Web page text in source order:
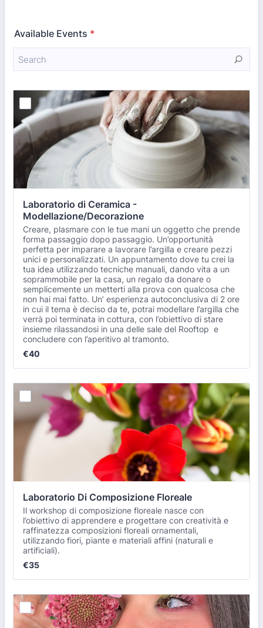
Available Events *
Laboratorio di Ceramica -
Modellazione/Decorazione
Creare, plasmare con le tue mani un oggetto che prende
forma passaggio dopo passaggio. Un’opportunità
perfetta per imparare a lavorare l’argilla e creare pezzi
unici e personalizzati. Un appuntamento dove tu crei la
tua idea utilizzando tecniche manuali, dando vita a un
soprammobile per la casa, un regalo da donare o
semplicemente un metterti alla prova con qualcosa che
non hai mai fatto. Un’ esperienza autoconclusiva di 2 ore
in cui il tema è deciso da te, potrai modellare l’argilla che
verrà poi terminata in cottura, con l’obiettivo di stare
insieme rilassandosi in una delle sale del Rooftop e
concludere con l’aperitivo al tramonto.
€40
€40
Laboratorio Di Composizione Floreale
Il workshop di composizione floreale nasce con
l’obiettivo di apprendere e progettare con creatività e
raffinatezza composizioni floreali ornamentali,
utilizzando fiori, piante e materiali affini (naturali e
artificiali).
€35
€35